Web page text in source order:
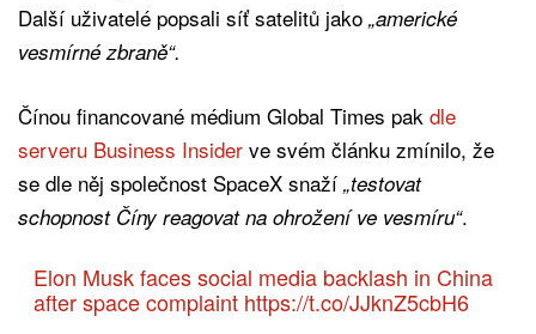
Další uživatelé popsali síť satelitů jako „americké
vesmírné zbraně“.
Čínou financované médium Global Times pak dle
serveru Business Insider ve svém článku zmínilo, že
se dle něj společnost SpaceX snaží „testovat
schopnost Číny reagovat na ohrožení ve vesmíru“.
Elon Musk faces social media backlash in China
after space complaint https://t.co/JJknZ5cbH6